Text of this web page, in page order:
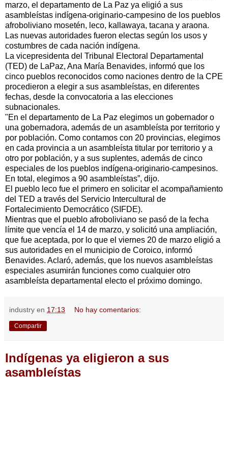
marzo, el departamento de La Paz ya eligió a sus
asambleístas indígena-originario-campesino de los pueblos
afroboliviano mosetén, leco, kallawaya, tacana y araona.
Las nuevas autoridades fueron electas según los usos y
costumbres de cada nación indígena.
La vicepresidenta del Tribunal Electoral Departamental
(TED) de LaPaz, Ana María Benavides, informó que los
cinco pueblos reconocidos como naciones dentro de la CPE
procedieron a elegir a sus asambleístas, en diferentes
fechas, desde la convocatoria a las elecciones
subnacionales.
"En el departamento de La Paz elegimos un gobernador o
una gobernadora, además de un asambleísta por territorio y
por población. Como contamos con 20 provincias, elegimos
en cada provincia a un asambleísta titular por territorio y a
otro por población, y a sus suplentes, además de cinco
especiales de los pueblos indígena-originario-campesinos.
En total, elegimos a 90 asambleístas”, dijo.
El pueblo leco fue el primero en solicitar el acompañamiento
del TED a través del Servicio Intercultural de
Fortalecimiento Democrático (SIFDE).
Mientras que el pueblo afroboliviano se pasó de la fecha
límite que vencía el 14 de marzo, y solicitó una ampliación,
que fue aceptada, por lo que el viernes 20 de marzo eligió a
sus autoridades en el municipio de Coroico, informó
Benavides. Aclaró, además, que los nuevos asambleístas
especiales asumirán funciones como cualquier otro
asambleísta departamental electo el próximo domingo.
industry en 17:13 No hay comentarios:
Compartir
Indígenas ya eligieron a sus
asambleístas